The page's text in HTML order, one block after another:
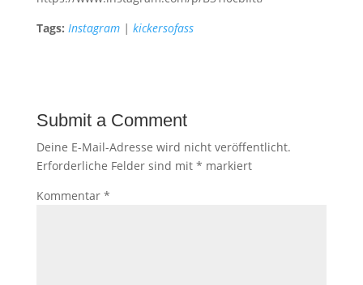
Tags: Instagram| kickersofass
Submit a Comment
Deine E-Mail-Adresse wird nicht veröffentlicht.
Erforderliche Felder sind mit * markiert
Kommentar *